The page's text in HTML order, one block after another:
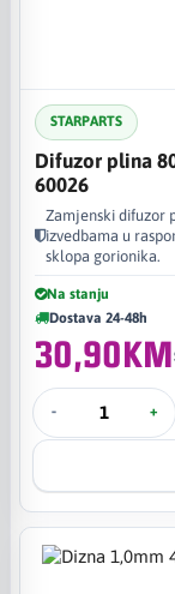
STARPARTS
Difuzor plina
60026
Zamjenski difuzor
izvedbama u
sklopa gorionika.
Na stanju
Dostava 24-48h
30,90KM
- +